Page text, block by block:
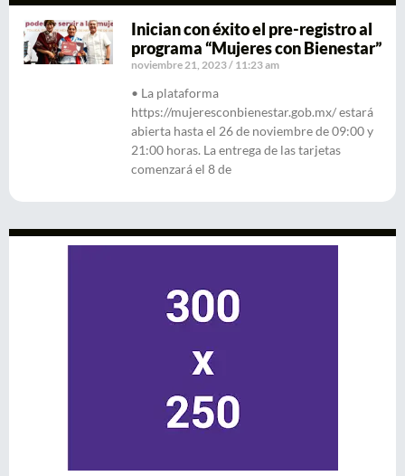
Inician con éxito el pre-registro al
programa “Mujeres con Bienestar”
noviembre 21, 2023 11:23 am
• La plataforma
https://mujeresconbienestar.gob.mx/ estará
abierta hasta el 26 de noviembre de 09:00 y
21:00 horas. La entrega de las tarjetas
comenzará el 8 de